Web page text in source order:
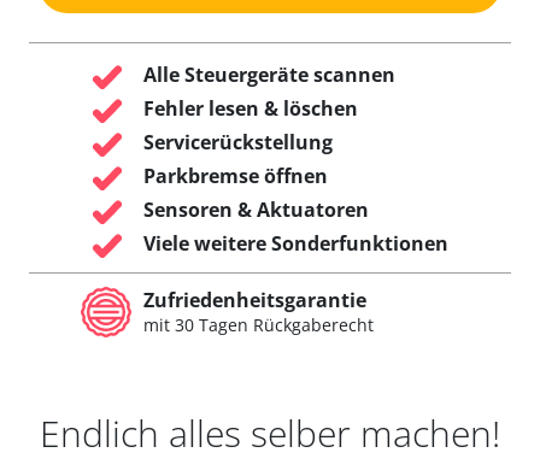
Alle Steuergeräte scannen
Fehler lesen & löschen
Servicerückstellung
Parkbremse öffnen
Sensoren & Aktuatoren
Viele weitere Sonderfunktionen
Zufriedenheitsgarantie
mit 30 Tagen Rückgaberecht
Endlich alles selber machen!